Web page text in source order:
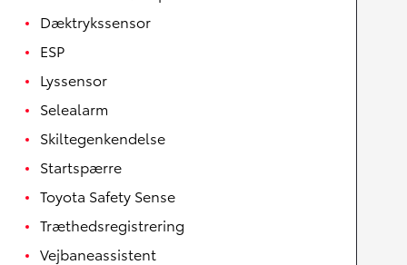
Dæktrykssensor
ESP
Lyssensor
Selealarm
Skiltegenkendelse
Startspærre
Toyota Safety Sense
Træthedsregistrering
Vejbaneassistent